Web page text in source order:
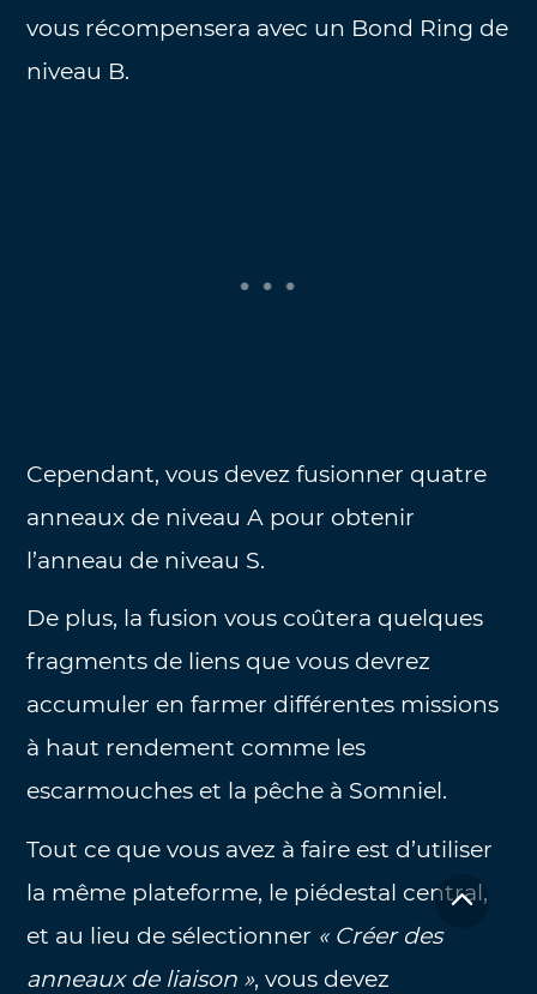
vous récompensera avec un Bond Ring de
niveau B.
Cependant, vous devez fusionner quatre
anneaux de niveau A pour obtenir
l’anneau de niveau S.
De plus, la fusion vous coûtera quelques
fragments de liens que vous devrez
accumuler en farmer différentes missions
à haut rendement comme les
escarmouches et la pêche à Somniel.
Tout ce que vous avez à faire est d’utiliser
la même plateforme, le piédestal central,
et au lieu de sélectionner « Créer des
anneaux de liaison », vous devez